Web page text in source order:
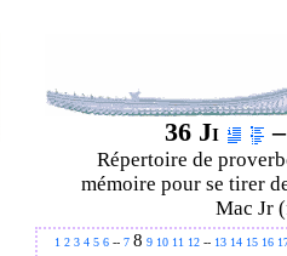
36 Ji
Répertoire de
mémoire pour se tirer
Mac Jr
1 2 3 4 5 6 -- 7 8 9 10 11 12 -- 13 14 15 16